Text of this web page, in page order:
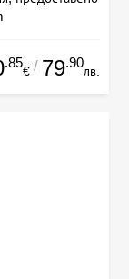
.85
€ / 79.90
лв.